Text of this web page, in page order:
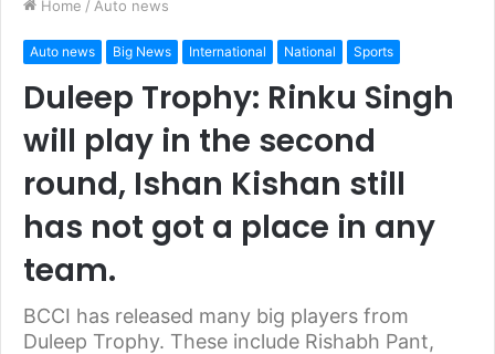
Home / Auto news
Auto news Big News International National Sports
Duleep Trophy: Rinku Singh
will play in the second
round, Ishan Kishan still
has not got a place in any
team.
BCCI has released many big players from
Duleep Trophy. These include Rishabh Pant,